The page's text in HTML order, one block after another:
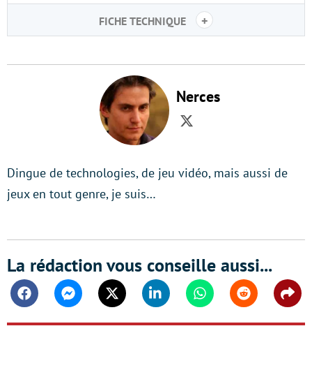
FICHE TECHNIQUE +
Nerces
Twitter
Dingue de technologies, de jeu vidéo, mais aussi de
jeux en tout genre, je suis…
La rédaction vous conseille aussi...
FacebookMessengerTwitter Linkedin WhatsappReddit